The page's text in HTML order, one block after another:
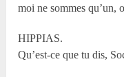
moi ne sommes qu’un,
HIPPIAS.
Qu’est-ce que tu dis,